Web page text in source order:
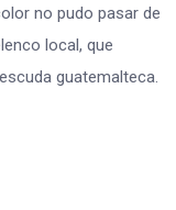
no pudo pasar de
local, que
guatemalteca.